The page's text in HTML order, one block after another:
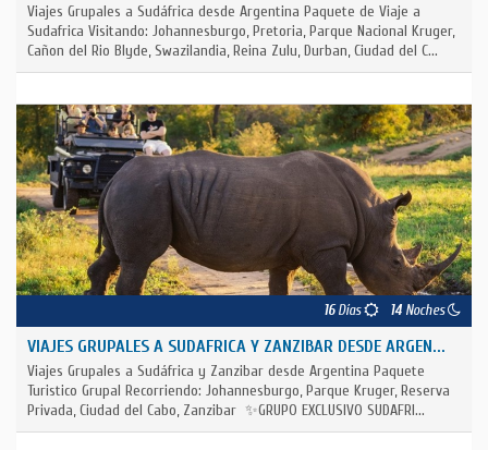
Viajes Grupales a Sudáfrica desde Argentina Paquete de Viaje a
Sudafrica Visitando: Johannesburgo, Pretoria, Parque Nacional Kruger,
Cañon del Rio Blyde, Swazilandia, Reina Zulu, Durban, Ciudad del C...
16Días 14 Noches
VIAJES GRUPALES A SUDAFRICA Y ZANZIBAR DESDE ARGEN...
Viajes Grupales a Sudáfrica y Zanzibar desde Argentina Paquete
Turistico Grupal Recorriendo: Johannesburgo, Parque Kruger, Reserva
Privada, Ciudad del Cabo, Zanzibar ✨GRUPO EXCLUSIVO SUDAFRI...